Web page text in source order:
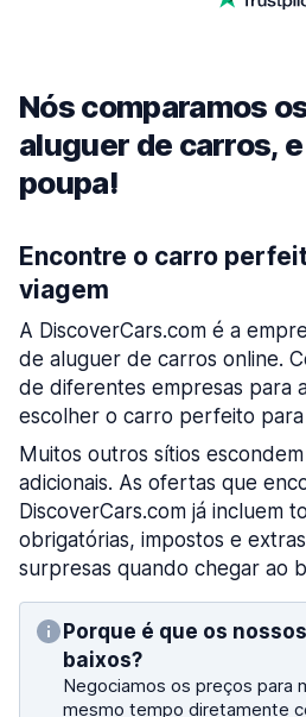
Nós comparamos
aluguer de carros,
poupa!
Encontre o carro
viagem
A DiscoverCars.com é a
de aluguer de carros online.
de diferentes empresas para
escolher o carro perfeito para
Muitos outros sítios
adicionais. As ofertas que
DiscoverCars.com já incluem
obrigatórias, impostos e
surpresas quando chegar ao
Porque é que os
baixos?
Negociamos os preços para
mesmo tempo diretamente